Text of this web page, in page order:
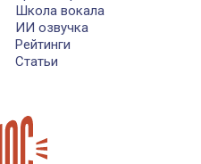
Школа вокала
ИИ озвучка
Рейтинги
Статьи